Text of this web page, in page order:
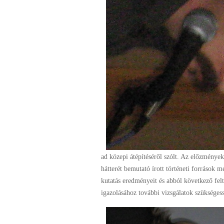
ad közepi átépítéséről szólt. Az
hátterét bemutató írott történeti források
kutatás eredményeit és abból következő
igazolásához további vizsgálatok